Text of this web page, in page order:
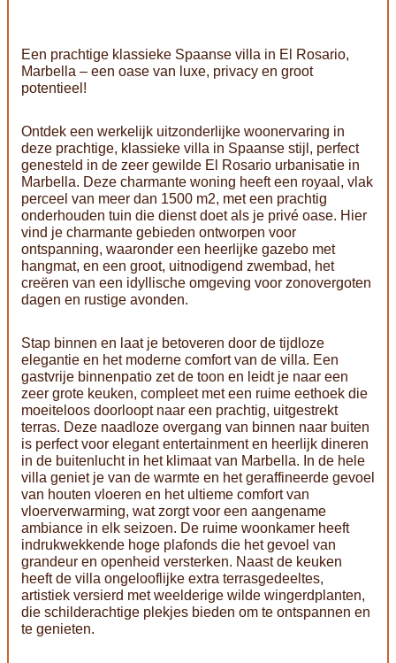
Een prachtige klassieke Spaanse villa in El Rosario,
Marbella – een oase van luxe, privacy en groot
potentieel!
Ontdek een werkelijk uitzonderlijke woonervaring in
deze prachtige, klassieke villa in Spaanse stijl, perfect
genesteld in de zeer gewilde El Rosario urbanisatie in
Marbella. Deze charmante woning heeft een royaal, vlak
perceel van meer dan 1500 m2, met een prachtig
onderhouden tuin die dienst doet als je privé oase. Hier
vind je charmante gebieden ontworpen voor
ontspanning, waaronder een heerlijke gazebo met
hangmat, en een groot, uitnodigend zwembad, het
creëren van een idyllische omgeving voor zonovergoten
dagen en rustige avonden.
Stap binnen en laat je betoveren door de tijdloze
elegantie en het moderne comfort van de villa. Een
gastvrije binnenpatio zet de toon en leidt je naar een
zeer grote keuken, compleet met een ruime eethoek die
moeiteloos doorloopt naar een prachtig, uitgestrekt
terras. Deze naadloze overgang van binnen naar buiten
is perfect voor elegant entertainment en heerlijk dineren
in de buitenlucht in het klimaat van Marbella. In de hele
villa geniet je van de warmte en het geraffineerde gevoel
van houten vloeren en het ultieme comfort van
vloerverwarming, wat zorgt voor een aangename
ambiance in elk seizoen. De ruime woonkamer heeft
indrukwekkende hoge plafonds die het gevoel van
grandeur en openheid versterken. Naast de keuken
heeft de villa ongelooflijke extra terrasgedeeltes,
artistiek versierd met weelderige wilde wingerdplanten,
die schilderachtige plekjes bieden om te ontspannen en
te genieten.